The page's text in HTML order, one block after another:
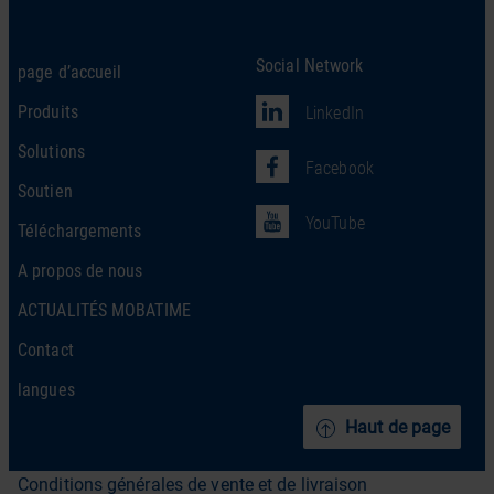
Haut de page
page d’accueil
Produits
Solutions
Soutien
Téléchargements
A propos de nous
ACTUALITÉS MOBATIME
Contact
langues
Social Network
LinkedIn
Facebook
YouTube
Conditions générales de vente et de livraison